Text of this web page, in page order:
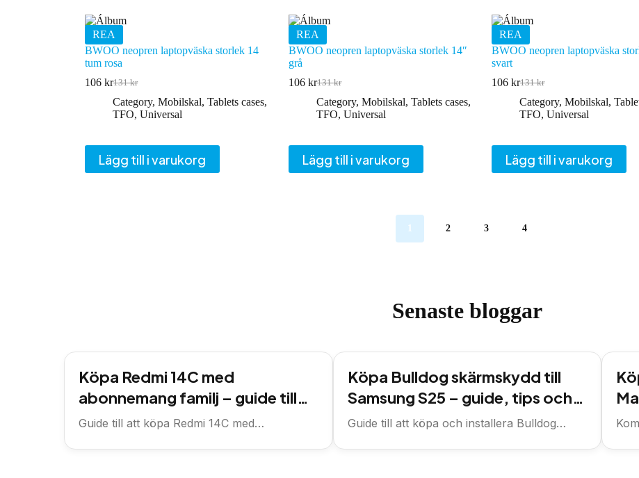
REA
BWOO neopren laptopväska storlek 14
tum rosa
131kr
Det
ursprungliga
priset
106 krDet
nuvarande
priset
Category, Mobilskal, Tablets cases,
TFO, Universal
Lägg till i varukorg
REA
BWOO neopren laptopväska storlek 14″
grå
131kr
Det
ursprungliga
priset
106 krDet
nuvarande
priset
Category, Mobilskal, Tablets cases,
TFO, Universal
Lägg till i varukorg
REA
BWOO neopren laptopväska
svart
131kr
Det
ursprungliga
priset
106 krDet
nuvarande
priset
Category, Mobilskal,
TFO, Universal
Lägg till i varukorg
2 3 4
Senaste bloggar
Köpa Redmi 14C med
abonnemang familj – guide till
rätt val för hela familjen
Guide till att köpa Redmi 14C med
Köpa Bulldog skärmskydd till
Samsung S25 – guide, tips och
var du handlar
Guide till att köpa och installera Bulldog